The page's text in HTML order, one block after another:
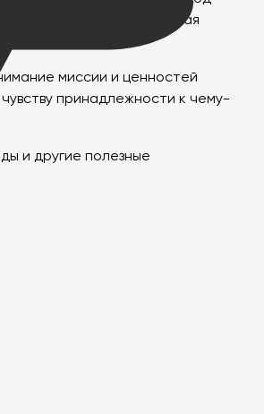
роль играет обратная
миссии и ценностей
принадлежности к чему-
и другие полезные